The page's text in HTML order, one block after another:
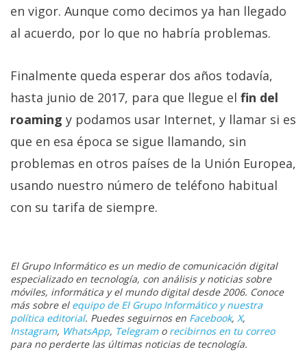
en vigor. Aunque como decimos ya han llegado
al acuerdo, por lo que no habría problemas.
Finalmente queda esperar dos años todavía,
hasta junio de 2017, para que llegue el fin del
roaming y podamos usar Internet, y llamar si es
que en esa época se sigue llamando, sin
problemas en otros países de la Unión Europea,
usando nuestro número de teléfono habitual
con su tarifa de siempre.
El Grupo Informático es un medio de comunicación digital
especializado en tecnología, con análisis y noticias sobre
móviles, informática y el mundo digital desde 2006. Conoce
más sobre el equipo de El Grupo Informático y nuestra
política editorial. Puedes seguirnos en Facebook, X,
Instagram, WhatsApp, Telegramo recibirnos en tu correo
para no perderte las últimas noticias de tecnología.